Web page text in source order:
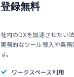
登録無料
社内のDXを加速させたい法
実務的なツール導入や業
す。
ワークスペース利用